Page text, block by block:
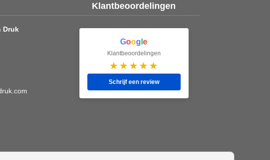
Druk
Klantbeoordelingen
Goog e
Klantbeoordelingen
★★★★★
Schrijf een review